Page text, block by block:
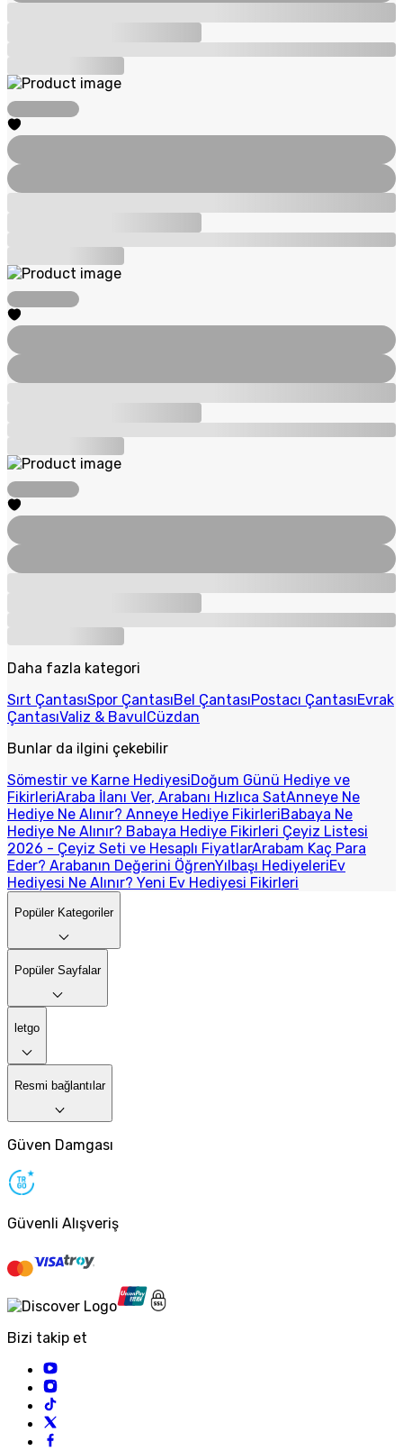
Daha fazla kategori
Sırt ÇantasıSpor ÇantasıBel ÇantasıPostacı ÇantasıEvrak
ÇantasıValiz & BavulCüzdan
Bunlar da ilgini çekebilir
Sömestir ve Karne HediyesiDoğum Günü Hediye ve
FikirleriAraba İlanı Ver, Arabanı Hızlıca SatAnneye Ne
Hediye Ne Alınır? Anneye Hediye FikirleriBabaya Ne
Hediye Ne Alınır? Babaya Hediye Fikirleri Çeyiz Listesi
2026 - Çeyiz Seti ve Hesaplı FiyatlarArabam Kaç Para
Eder? Arabanın Değerini ÖğrenYılbaşı HediyeleriEv
Hediyesi Ne Alınır? Yeni Ev Hediyesi Fikirleri
Popüler Kategoriler
Popüler Sayfalar
letgo
Resmi bağlantılar
Güven Damgası
Güvenli Alışveriş
Bizi takip et